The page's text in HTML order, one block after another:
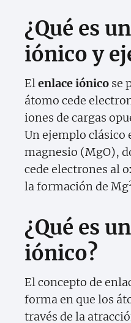
¿Qué es
iónico y
Elenlace iónico se
átomo cede
iones de cargas
Un ejemplo clásico
magnesio (MgO),
cede electrones al
la formación de Mg
¿Qué es
iónico?
El concepto de
forma en que los
través de la